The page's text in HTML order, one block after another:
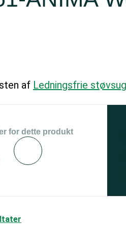
af Ledningsfrie
for dette produkt